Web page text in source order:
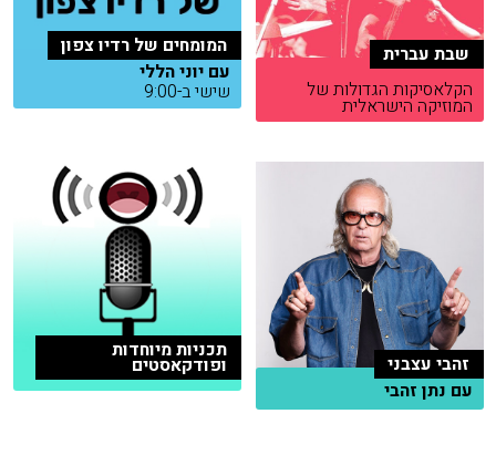
המומחים של רדיו צפון
עם יוני הללי
שישי ב-9:00
שבת עברית
הקלאסיקות הגדולות של
המוזיקה הישראלית
תכניות מיוחדות
ופודקאסטים
זהבי עצבני
עם נתן זהבי